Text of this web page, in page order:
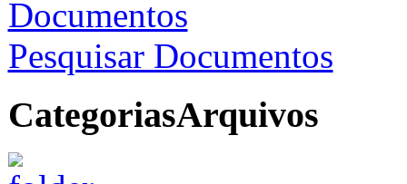
Pesquisar Documentos
CategoriasArquivos